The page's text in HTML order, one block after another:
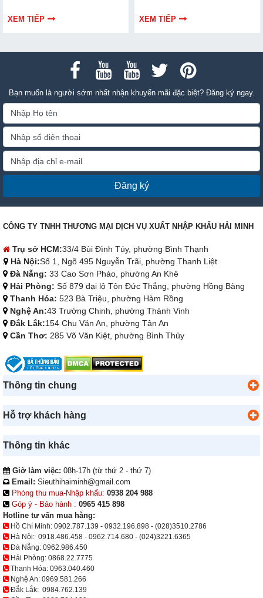
chuẩn kỹ thuật ngay tại nhà.
XEM TIẾP
thông tin bài viết dưới đây nhé!
XEM TIẾP
Bạn muốn là người sớm nhất nhận khuyến mãi đặc biệt? Đăng ký ngay.
Đăng ký
CÔNG TY TNHH THƯƠNG MẠI DỊCH VỤ XUẤT NHẬP KHẨU HẢI MINH
Trụ sở HCM:33/4 Bùi Đình Túy, phường Bình Thạnh
Hà Nội:Số 1, Ngõ 495 Nguyễn Trãi, phường Thanh Liệt
Đà Nẵng: 33 Cao Sơn Pháo, phường An Khê
Hải Phòng: Số 879 đại lộ Tôn Đức Thắng, phường Hồng Bàng
Thanh Hóa: 523 Bà Triệu, phường Hàm Rồng
Nghệ An:43 Trường Chinh, phường Thành Vinh
Đắk Lắk:154 Chu Văn An, phường Tân An
Cần Thơ: 285 Võ Văn Kiệt, phường Bình Thủy
Thông tin chung
Hỗ trợ khách hàng
Thông tin khác
Giờ làm việc: 08h-17h (từ thứ 2 - thứ 7)
Email: Sieuthihaiminh@gmail.com
Phòng thu mua-Nhập khẩu: 0938 204 988
Góp ý - Bảo hành : 0965 415 898
Hotline tư vấn mua hàng:
Hồ Chí Minh: 0902.787.139 - 0932.196.898 - (028)3510.2786
Hà Nội: 0918.486.458 - 0962.714.680 - (024)3221.6365
Đà Nẵng: 0962.986.450
Hải Phòng: 0868.22.7775
Thanh Hóa: 0963.040.460
Nghệ An: 0969.581.266
Đắk Lắk: 0984.762.139